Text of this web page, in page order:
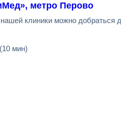
метро Перово
клиники можно добраться
(10 мин)